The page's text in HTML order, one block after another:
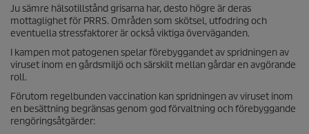
Ju sämre hälsotillstånd grisarna har, desto högre är deras
mottaglighet för PRRS. Områden som skötsel, utfodring och
eventuella stressfaktorer är också viktiga överväganden.
I kampen mot patogenen spelar förebyggandet av spridningen av
viruset inom en gårdsmiljö och särskilt mellan gårdar en avgörande
roll.
Förutom regelbunden vaccination kan spridningen av viruset inom
en besättning begränsas genom god förvaltning och förebyggande
rengöringsåtgärder: